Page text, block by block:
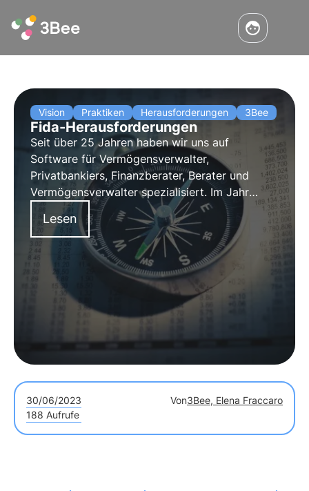
Vision Praktiken Herausforderungen 3Bee
Fida-Herausforderungen
Seit über 25 Jahren haben wir uns auf
Software für Vermögensverwalter,
Privatbankiers, Finanzberater, Berater und
Vermögensverwalter spezialisiert. Im Jahr
2023 begannen wir die Partnerschaft mit 3Bee
und beteiligten uns an ihrem "Biodiversitäts-
Oasen"-Programm, indem wir eine
Waldpatenschaft übernahmen.
Lesen
30/06/2023 Von3Bee, Elena Fraccaro
188 Aufrufe